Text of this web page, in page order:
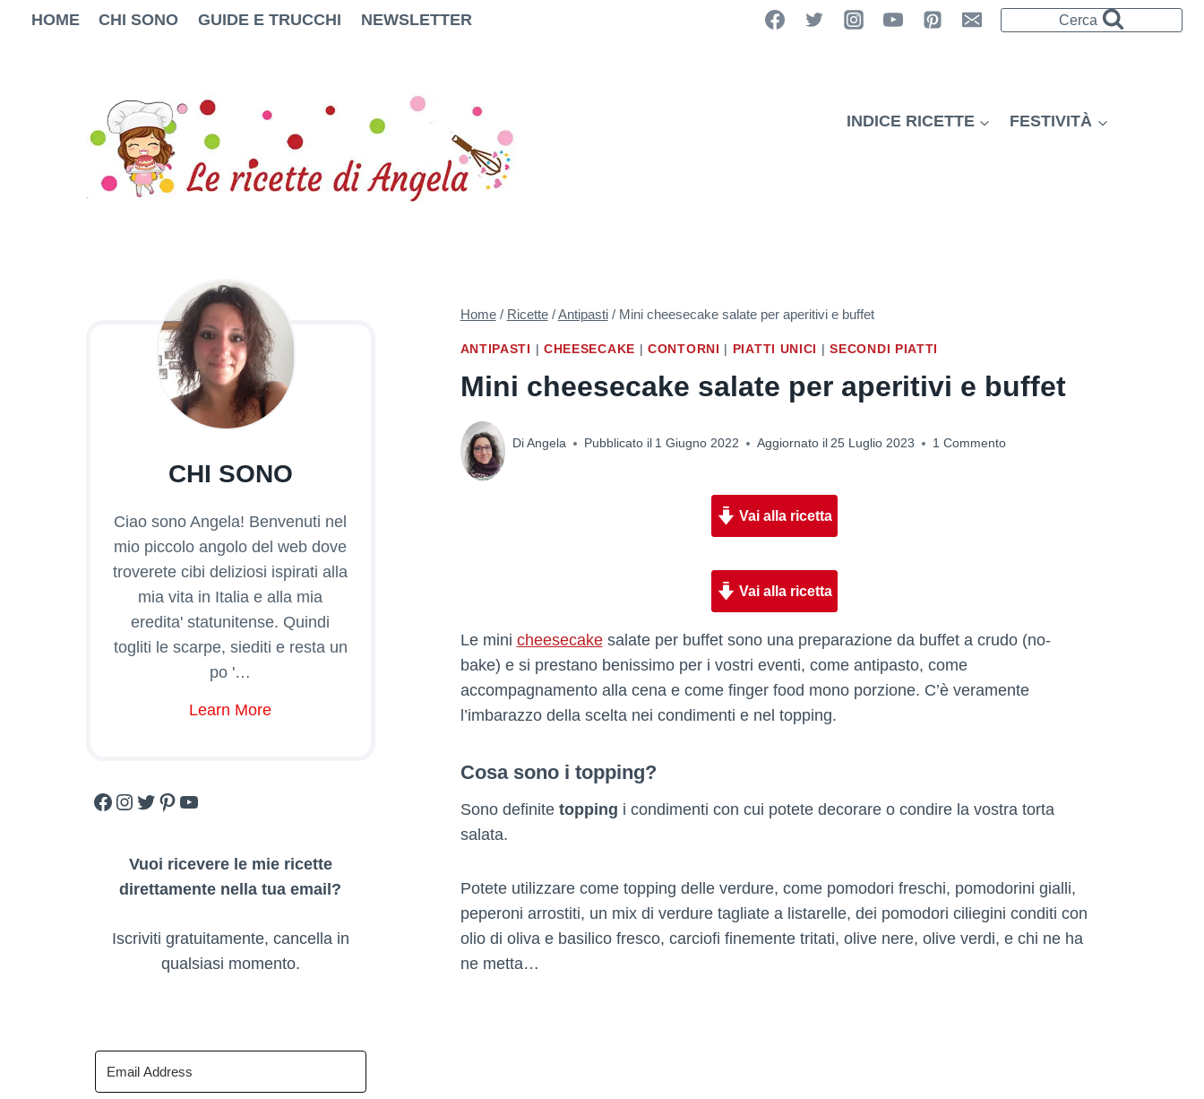
SaltaHOME CHI SONO GUIDE E TRUCCHI NEWSLETTER Cerca
INDICE RICETTE FESTIVITÀ
Home / Ricette / Antipasti / Mini cheesecake salate per aperitivi e buffet
ANTIPASTI | CHEESECAKE |CONTORNI | PIATTI UNICI |SECONDI PIATTI
Mini cheesecake salate per aperitivi e buffet
Di Angela Pubblicato il 1 Giugno 2022 Aggiornato il25 Luglio 2023 1 Commento
Vai alla ricetta
Vai alla ricetta
Le mini cheesecakesalate per buffet sono una preparazione da buffet a crudo (no-
bake) e si prestano benissimo per i vostri eventi, come antipasto, come
accompagnamento alla cena e come finger food mono porzione. C’è veramente
l’imbarazzo della scelta nei condimenti e nel topping.
Cosa sono i topping?
Sono definite topping i condimenti con cui potete decorare o condire la vostra torta
salata.
Potete utilizzare come topping delle verdure, come pomodori freschi, pomodorini gialli,
peperoni arrostiti, un mix di verdure tagliate a listarelle, dei pomodori ciliegini conditi con
olio di oliva e basilico fresco, carciofi finemente tritati, olive nere, olive verdi, e chi ne ha
ne metta…
CHI SONO
Ciao sono Angela! Benvenuti nel
mio piccolo angolo del web dove
troverete cibi deliziosi ispirati alla
mia vita in Italia e alla mia
eredita' statunitense. Quindi
togliti le scarpe, siediti e resta un
po '…
Learn More
Facebook
Instagram
Twitter
Pinterest
YouTube
Vuoi ricevere le mie ricette
direttamente nella tua email?
Iscriviti gratuitamente, cancella in
qualsiasi momento.